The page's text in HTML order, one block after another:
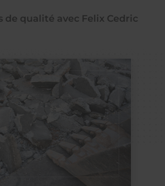
de qualité avec Felix Cedric